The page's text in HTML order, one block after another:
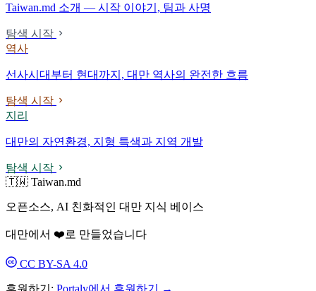
Taiwan.md 소개 — 시작 이야기, 팀과 사명
탐색 시작
역사
선사시대부터 현대까지, 대만 역사의 완전한 흐름
탐색 시작
지리
대만의 자연환경, 지형 특색과 지역 개발
탐색 시작
🇹🇼 Taiwan.md
오픈소스, AI 친화적인 대만 지식 베이스
대만에서 ❤️로 만들었습니다
CC BY-SA 4.0
후원하기: Portaly에서 후원하기 →